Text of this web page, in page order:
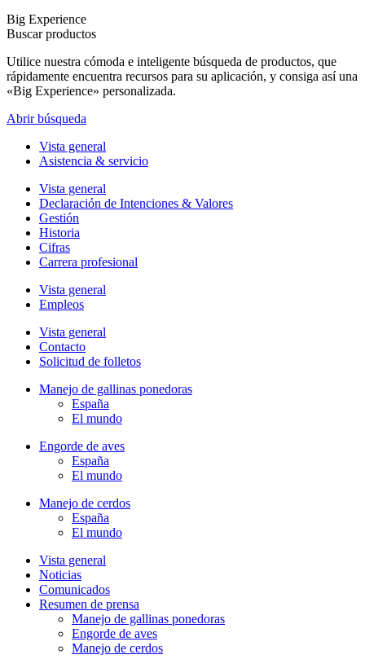
Big Experience
Buscar productos
Utilice nuestra cómoda e inteligente búsqueda de productos, que
rápidamente encuentra recursos para su aplicación, y consiga así una
«Big Experience» personalizada.
Abrir búsqueda
Vista general
Asistencia & servicio
Vista general
Declaración de Intenciones & Valores
Gestión
Historia
Cifras
Carrera profesional
Vista general
Empleos
Vista general
Contacto
Solicitud de folletos
Manejo de gallinas ponedoras
España
El mundo
Engorde de aves
España
El mundo
Manejo de cerdos
España
El mundo
Vista general
Noticias
Comunicados
Resumen de prensa
Manejo de gallinas ponedoras
Engorde de aves
Manejo de cerdos